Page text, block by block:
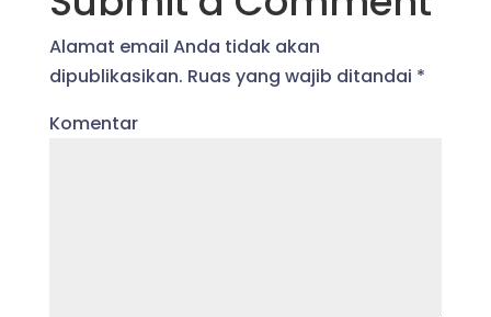
Alamat email Anda tidak akan
dipublikasikan. Ruas yang wajib ditandai *
Komentar